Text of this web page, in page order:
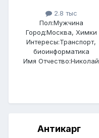
2.8 тыс
Пол:Мужчина
Город:Москва, Химки
Интересы:Транспорт,
биоинформатика
Имя Отчество:Николай
Антикарг